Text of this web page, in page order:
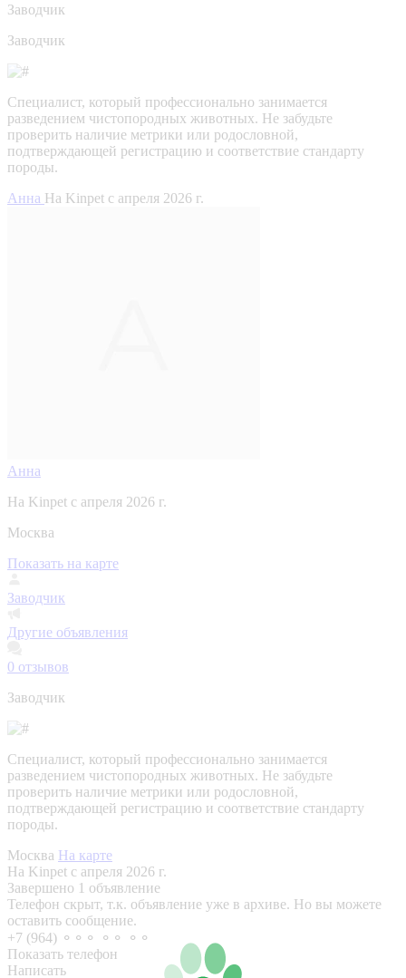
Заводчик
Заводчик
Специалист, который профессионально занимается
разведением чистопородных животных. Не забудьте
проверить наличие метрики или родословной,
подтверждающей регистрацию и соответствие стандарту
породы.
Анна На Kinpet c апреля 2026 г.
Анна
На Kinpet c апреля 2026 г.
Москва
Показать на карте
Заводчик
Другие объявления
0 отзывов
Заводчик
Специалист, который профессионально занимается
разведением чистопородных животных. Не забудьте
проверить наличие метрики или родословной,
подтверждающей регистрацию и соответствие стандарту
породы.
Москва На карте
На Kinpet c апреля 2026 г.
Завершено 1 объявление
Телефон скрыт, т.к. объявление уже в архиве. Но вы можете
оставить сообщение.
+7 (964) ⚬⚬⚬ ⚬⚬ ⚬⚬
Показать телефон
Написать